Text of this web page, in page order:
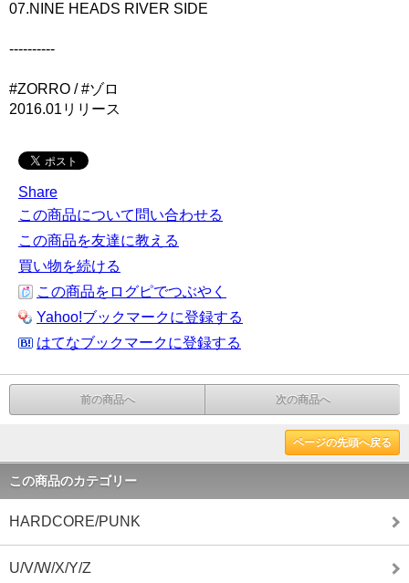
07.NINE HEADS RIVER SIDE
----------
#ZORRO / #ゾロ
2016.01リリース
Share
この商品について問い合わせる
この商品を友達に教える
買い物を続ける
この商品をログピでつぶやく
Yahoo!ブックマークに登録する
はてなブックマークに登録する
前の商品へ 次の商品へ
ページの先頭へ戻る
この商品のカテゴリー
HARDCORE/PUNK
U/V/W/X/Y/Z